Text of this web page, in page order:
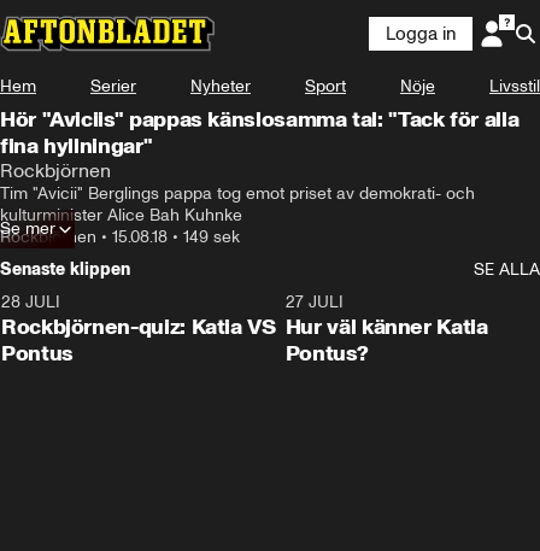
Logga in
Hem Serier Nyheter Sport Nöje Livsstil
Hör "Aviciis" pappas känslosamma tal: "Tack för alla
fina hyllningar"
Rockbjörnen
Tim "Avicii" Berglings pappa tog emot priset av demokrati- och
kulturminister Alice Bah Kuhnke
Rockbjörnen • 15.08.18 • 149 sek
Se mer
Senaste klippen
SE ALLA
28 JULI
Rockbjörnen-quiz: Katia VS
Pontus
27 JULI
Hur väl känner Katia
Pontus?